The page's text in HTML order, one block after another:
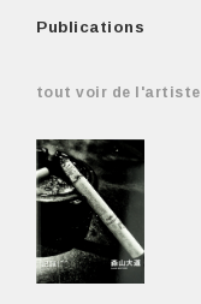
Publications
tout voir de l'artiste